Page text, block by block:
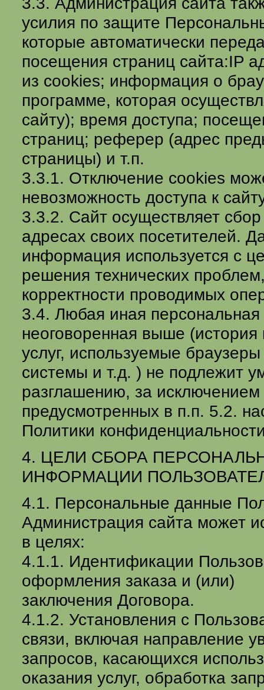
усилия по защите
которые автоматически
посещения страниц сайта:IP
из cookies; информация о
программе, которая
сайту); время доступа;
страниц; реферер (адрес
страницы) и т.п.
3.3.1. Отключение cookies
невозможность доступа к
3.3.2. Сайт осуществляет сбор
адресах своих посетителей.
информация используется с
решения технических
корректности проводимых
3.4. Любая иная
неоговоренная выше
услуг, используемые
системы и т.д. ) не подлежит
разглашению, за исключением
предусмотренных в п.п. 5.2.
Политики
4. ЦЕЛИ СБОРА
ИНФОРМАЦИИ
4.1. Персональные данные
Администрация сайта может
в целях:
4.1.1. Идентификации
оформления заказа и (или)
заключения Договора.
4.1.2. Установления с
связи, включая направление
запросов, касающихся
оказания услуг, обработка